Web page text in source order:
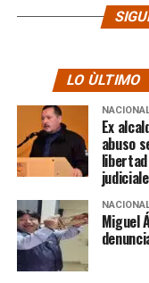
LO ÙLTIMO
Ex
abuso
Miguel